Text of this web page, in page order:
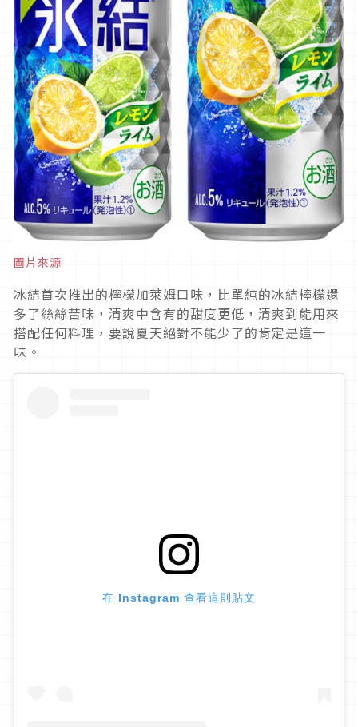
圖片來源
冰結首次推出的檸檬加萊姆口味，比單純的冰結檸檬還
多了絲絲苦味，清爽中含有的甜度更低，清爽到能用來
搭配任何料理，要說夏天絕對不能少了的肯定是這一
味。
在 Instagram 查看這則貼文